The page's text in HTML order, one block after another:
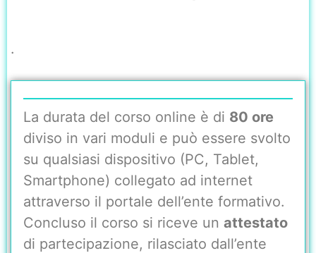
.
La durata del corso online è di 80 ore
diviso in vari moduli e può essere svolto
su qualsiasi dispositivo (PC, Tablet,
Smartphone) collegato ad internet
attraverso il portale dell’ente formativo.
Concluso il corso si riceve un attestato
di partecipazione, rilasciato dall’ente